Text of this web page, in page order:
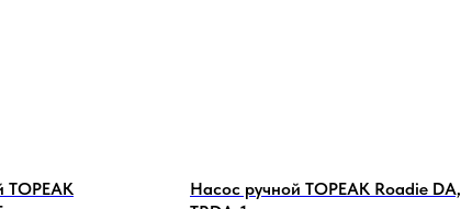
Насос ручной TOPEAK Roadie DA,